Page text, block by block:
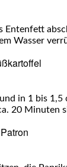
Enten­fett
Was­ser
in 1 bis
20 Minu­ten